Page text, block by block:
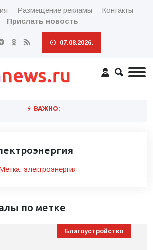
Размещение рекламы
Контакты
Прислать новость
07.08.2026.
ВАЖНО:
Метка: электроэнергия
по метке
Благоустройство